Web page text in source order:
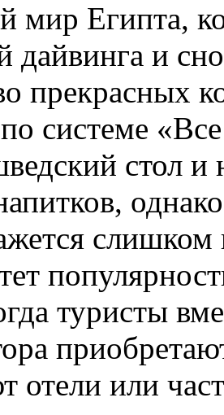
мир Египта,
дайвинга и
прекрасных
системе
стол и
слишком
туристы
отели или